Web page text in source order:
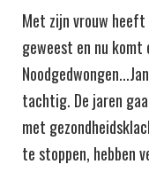
Met zijn vrouw heeft
geweest en nu komt
tachtig. De jaren
met
te stoppen, hebben